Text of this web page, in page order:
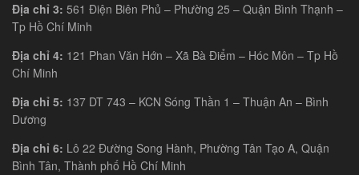
Địa chỉ 3: 561 Điện Biên Phủ – Phường 25 – Quận Bình Thạnh –
Tp Hồ Chí Minh
Địa chỉ 4: 121 Phan Văn Hớn – Xã Bà Điểm – Hóc Môn – Tp Hồ
Chí Minh
Địa chỉ 5: 137 DT 743 – KCN Sóng Thần 1 – Thuận An – Bình
Dương
Địa chỉ 6: Lô 22 Đường Song Hành, Phường Tân Tạo A, Quận
Bình Tân, Thành phố Hồ Chí Minh